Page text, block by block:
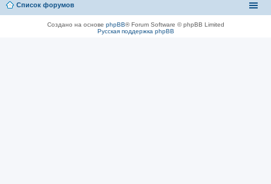
Список форумов
Создано на основе phpBB® Forum Software © phpBB Limited
Русская поддержка phpBB